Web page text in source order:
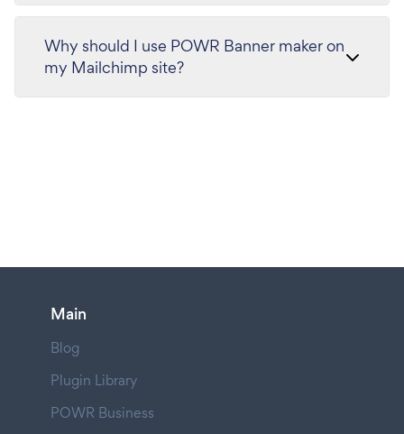
Why should I use POWR Banner maker on
my Mailchimp site?
Main
Blog
Plugin Library
POWR Business